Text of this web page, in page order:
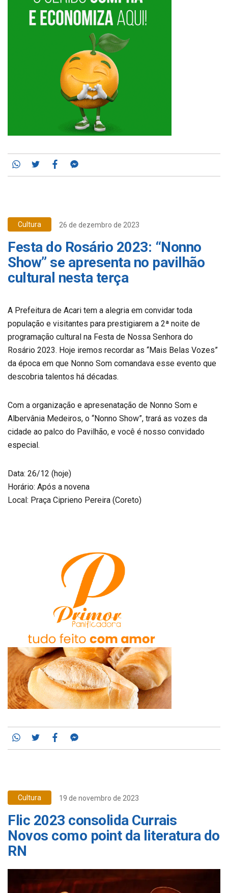
Whatsapp
TwitterFacebook
Cultura 26 de dezembro de 2023
Festa do Rosário 2023: “Nonno
Show” se apresenta no pavilhão
cultural nesta terça
A Prefeitura de Acari tem a alegria em convidar toda
população e visitantes para prestigiarem a 2ª noite de
programação cultural na Festa de Nossa Senhora do
Rosário 2023. Hoje iremos recordar as “Mais Belas Vozes”
da época em que Nonno Som comandava esse evento que
descobria talentos há décadas.
Com a organização e apresenatação de Nonno Som e
Albervânia Medeiros, o “Nonno Show”, trará as vozes da
cidade ao palco do Pavilhão, e você é nosso convidado
especial.
Data: 26/12 (hoje)
Horário: Após a novena
Local: Praça Ciprieno Pereira (Coreto)
Whatsapp
TwitterFacebook
Cultura 19 de novembro de 2023
Flic 2023 consolida Currais
Novos como point da literatura do
RN